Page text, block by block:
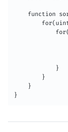
function
            }
        }
    }
}